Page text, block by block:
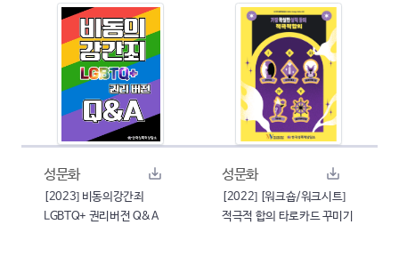
성문화
[2023] 비동의강간죄
LGBTQ+ 권리버전 Q&A
성문화
[2022] [워크숍/워크시트]
적극적 합의 타로카드 꾸미기